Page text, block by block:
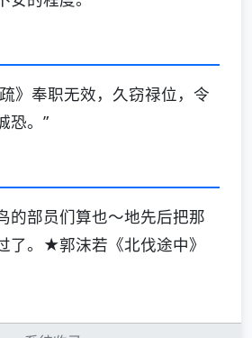
》奉职无效，久窃禄位，令
恐。”
的部员们算也～地先后把那
了。★郭沫若《北伐途中》